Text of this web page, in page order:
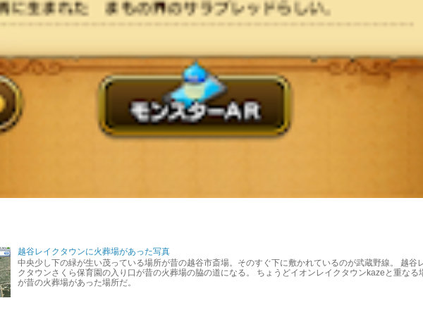
越谷レイクタウンに火葬場があった写真
中央少し下の緑が生い茂っている場所が昔の越谷市斎場。そのすぐ下に敷かれているのが武蔵野線。 越谷
クタウンさくら保育園の入り口が昔の火葬場の脇の道になる。 ちょうどイオンレイクタウンkazeと重なる
が昔の火葬場があった場所だ。